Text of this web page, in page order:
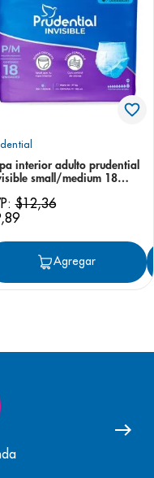
Agregar
interior adulto prudential
small/medium 18
$12,36
,89
Agregar